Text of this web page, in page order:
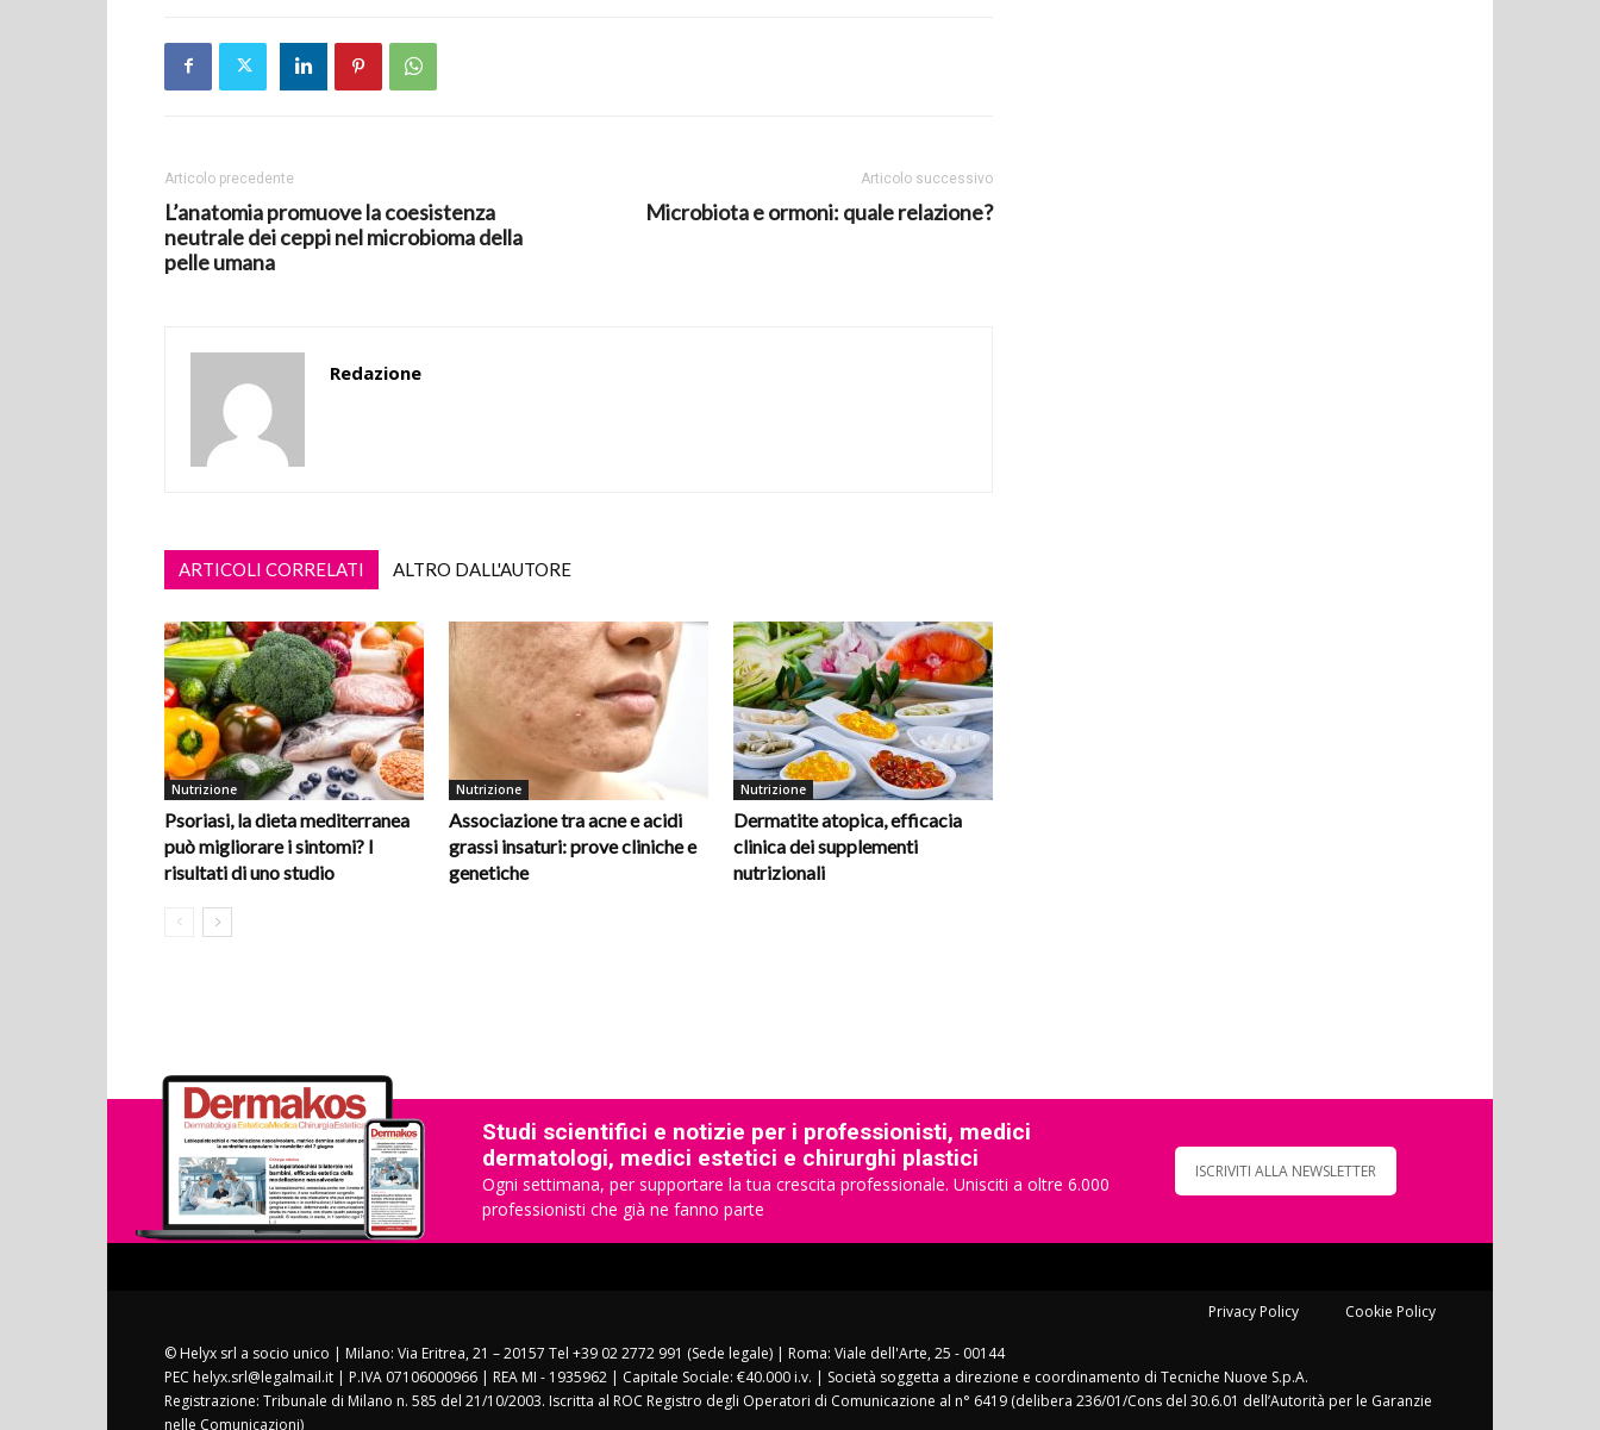
Articolo precedente
L’anatomia promuove la coesistenza
neutrale dei ceppi nel microbioma della
pelle umana
Articolo successivo
Microbiota e ormoni: quale relazione?
Redazione
ARTICOLI CORRELATI ALTRO DALL'AUTORE
Nutrizione
Psoriasi, la dieta mediterranea
può migliorare i sintomi? I
risultati di uno studio
Nutrizione
Associazione tra acne e acidi
grassi insaturi: prove cliniche e
genetiche
Nutrizione
Dermatite atopica, efficacia
clinica dei supplementi
nutrizionali
Studi scientifici e notizie per i professionisti, medici
dermatologi, medici estetici e chirurghi plastici
Ogni settimana, per supportare la tua crescita professionale. Unisciti a oltre 6.000
professionisti che già ne fanno parte
ISCRIVITI ALLA NEWSLETTER
Privacy Policy Cookie Policy
© Helyx srl a socio unico | Milano: Via Eritrea, 21 – 20157 Tel +39 02 2772 991 (Sede legale) | Roma: Viale dell'Arte, 25 - 00144
PEC helyx.srl@legalmail.it | P.IVA 07106000966 | REA MI - 1935962 | Capitale Sociale: €40.000 i.v. | Società soggetta a direzione e coordinamento di Tecniche Nuove S.p.A.
Registrazione: Tribunale di Milano n. 585 del 21/10/2003. Iscritta al ROC Registro degli Operatori di Comunicazione al n° 6419 (delibera 236/01/Cons del 30.6.01 dell’Autorità per le Garanzie
nelle Comunicazioni)